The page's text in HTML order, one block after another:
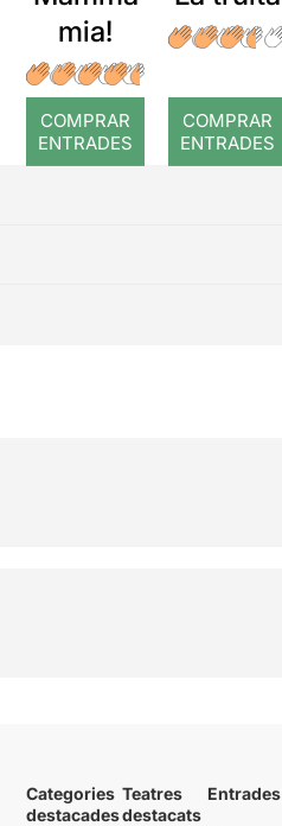
mia!
COMPRAR
ENTRADES
COMPRAR
ENTRADES
Categories
destacades
Teatres
destacats
Entrades